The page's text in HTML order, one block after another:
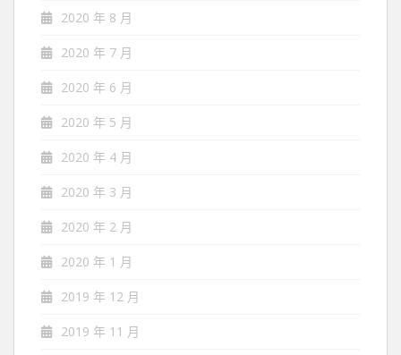
2020 年 8 月
2020 年 7 月
2020 年 6 月
2020 年 5 月
2020 年 4 月
2020 年 3 月
2020 年 2 月
2020 年 1 月
2019 年 12 月
2019 年 11 月